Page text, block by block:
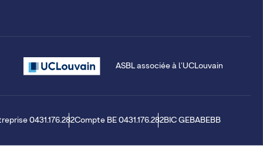
ASBL associée à l'UCLouvain
0431.176.282Compte BE 0431.176.282BIC GEBABEBB